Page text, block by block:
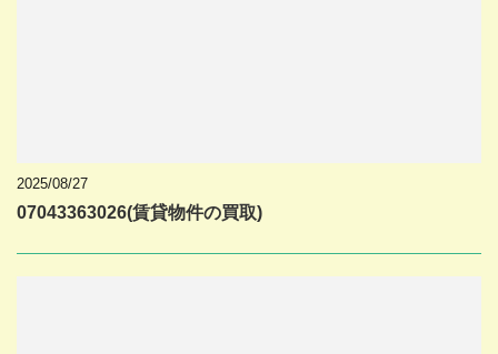
2025/08/27
07043363026(賃貸物件の買取)